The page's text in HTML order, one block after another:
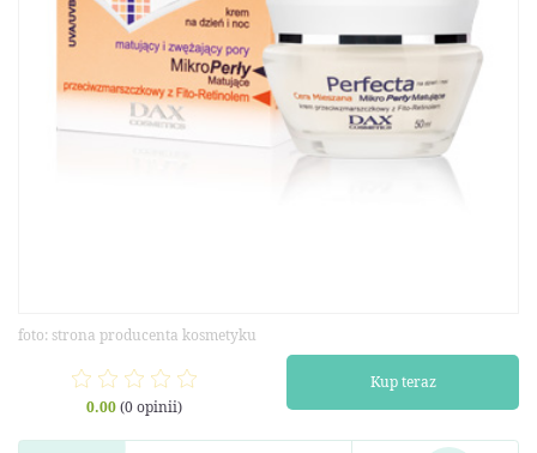
foto: strona producenta kosmetyku
0.00(0 opinii)
Kup teraz